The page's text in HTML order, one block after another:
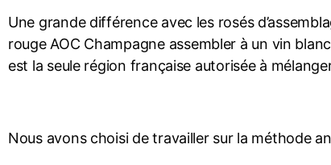
Une grande différence avec les rosés
rouge AOC Champagne assembler à un vin
est la seule région française autorisée à
Nous avons choisi de travailler sur la méthode